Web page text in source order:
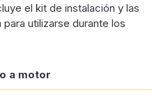
el kit de instalación y las
utilizarse durante los
a motor